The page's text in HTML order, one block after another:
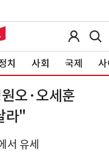
치 사회 국제 사
오·오세훈
라"
서 유세